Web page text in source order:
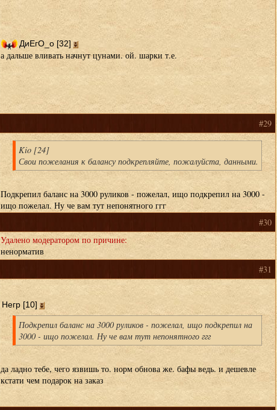
ДиЕгО_о [32]
а дальше вливать начнут цунами. ой. шарки т.е.
#29
Kio [24]
Свои пожелания к балансу подкрепляйте, пожалуйста, данными.
Подкрепил баланс на 3000 руликов - пожелал, ищо подкрепил на 3000 -
ищо пожелал. Ну че вам тут непонятного ггг
#30
Удалено модератором по причине:
ненорматив
#31
Негр [10]
Подкрепил баланс на 3000 руликов - пожелал, ищо подкрепил на
3000 - ищо пожелал. Ну че вам тут непонятного ггг
да ладно тебе, чего язвишь то. норм обнова же. бафы ведь. и дешевле
кстати чем подарок на заказ